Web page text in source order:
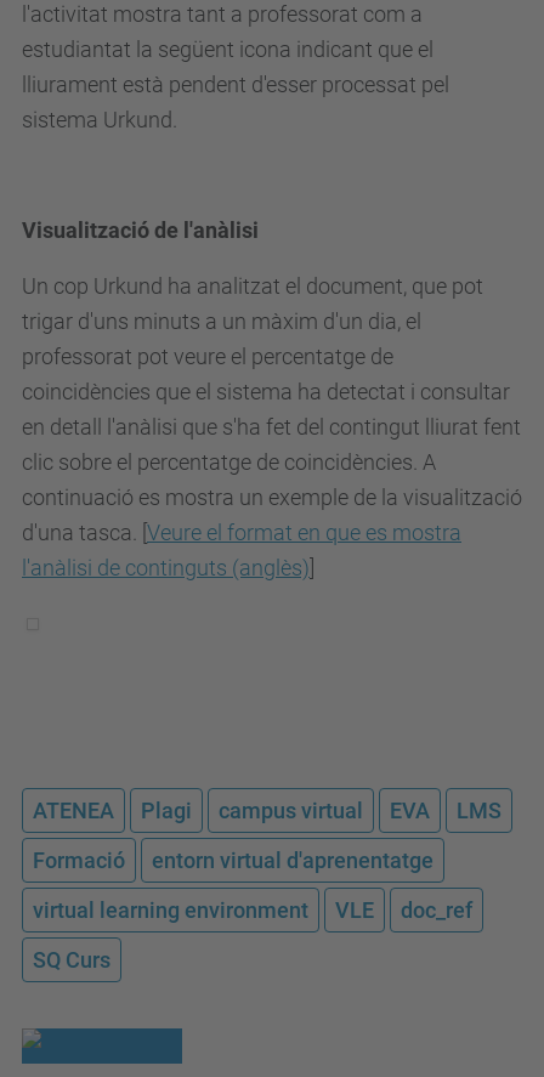
l'activitat mostra tant a professorat com a
estudiantat la següent icona indicant que el
lliurament està pendent d'esser processat pel
sistema Urkund.
Visualització de l'anàlisi
Un cop Urkund ha analitzat el document, que pot
trigar d'uns minuts a un màxim d'un dia, el
professorat pot veure el percentatge de
coincidències que el sistema ha detectat i consultar
en detall l'anàlisi que s'ha fet del contingut lliurat fent
clic sobre el percentatge de coincidències. A
continuació es mostra un exemple de la visualització
d'una tasca. [ Veure el format en que es mostra
l'anàlisi de continguts (anglès)
ATENEA Plagi campus virtual EVA
LMS
Formació
entorn virtual d'aprenentatge
virtual learning environment
VLE
doc_ref
SQ Curs